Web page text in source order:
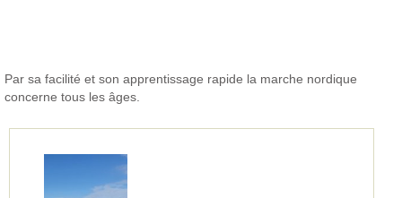
Par sa facilité et son apprentissage rapide la marche nordique
concerne tous les âges.